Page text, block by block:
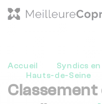
Accueil Syndics
Hauts-de-Seine